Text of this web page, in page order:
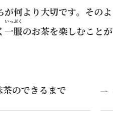
何より大切です。そのよ
一服
いっぷく
のお茶を楽しむことが
茶のできるまで